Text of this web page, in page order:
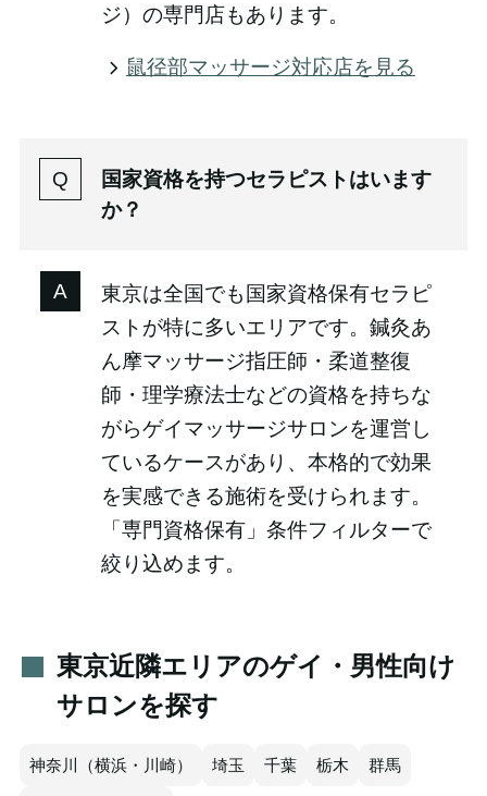
ジ）の専門店もあります。
鼠径部マッサージ対応店を見る
国家資格を持つセラピストはいます
か？
東京は全国でも国家資格保有セラピ
ストが特に多いエリアです。鍼灸あ
ん摩マッサージ指圧師・柔道整復
師・理学療法士などの資格を持ちな
がらゲイマッサージサロンを運営し
ているケースがあり、本格的で効果
を実感できる施術を受けられます。
「専門資格保有」条件フィルターで
絞り込めます。
東京近隣エリアのゲイ・男性向け
サロンを探す
神奈川（横浜・川崎） 埼玉 千葉 栃木 群馬